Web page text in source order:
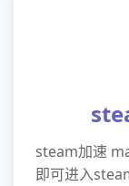
steam加速
即可进入